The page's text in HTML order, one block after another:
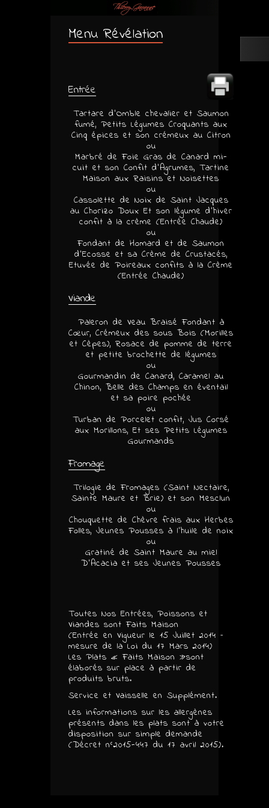
Menu Révélation
Entrée
Tartare d’Omble chevalier et Saumon
fumé, Petits Légumes Croquants aux
Cinq épices et son crémeux au Citron
ou
Marbré de Foie Gras de Canard mi-
cuit et son Confit d’Agrumes, Tartine
Maison aux Raisins et Noisettes
ou
Cassolette de Noix de Saint Jacques
au Chorizo Doux Et son légume d’hiver
confit à la crème (Entrée Chaude)
ou
Fondant de Homard et de Saumon
d’Ecosse et sa Crème de Crustacés,
Etuvée de Poireaux confits à la Crème
(Entrée Chaude)
Viande
Paleron de Veau Braisé Fondant à
Cœur, Crémeux des sous Bois (Morilles
et Cèpes), Rosace de pomme de terre
et petite brochette de légumes
ou
Gourmandin de Canard, Caramel au
Chinon, Belle des Champs en éventail
et sa poire pochée
ou
Turban de Porcelet confit, Jus Corsé
aux Morillons, Et ses Petits Légumes
Gourmands
Fromage
Trilogie de Fromages (Saint Nectaire,
Sainte Maure et Brie) et son Mesclun
ou
Chouquette de Chèvre frais aux Herbes
Folles, Jeunes Pousses à l’huile de noix
ou
Gratiné de Saint Maure au miel
D’Acacia et ses Jeunes Pousses
Toutes Nos Entrées, Poissons et
Viandes sont Faits Maison
(Entrée en Vigueur le 15 Juillet 2014 –
mesure de la Loi du 17 Mars 2014)
Les Plats « Faits Maison »sont
élaborés sur place à partir de
produits bruts.
Service et Vaisselle en Supplément.
Les informations sur les allergènes
présents dans les plats sont à votre
disposition sur simple demande
(Décret n°2015-447 du 17 avril 2015).